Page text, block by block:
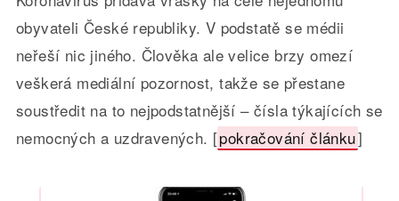
obyvateli České republiky. V podstatě se médii
neřeší nic jiného. Člověka ale velice brzy omezí
veškerá mediální pozornost, takže se přestane
soustředit na to nejpodstatnější – čísla týkajících se
nemocných a uzdravených. [pokračování článku]